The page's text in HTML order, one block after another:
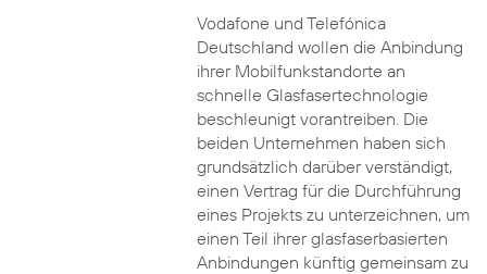
Vodafone und Telefónica
Deutschland wollen die Anbindung
ihrer Mobilfunkstandorte an
schnelle Glasfasertechnologie
beschleunigt vorantreiben. Die
beiden Unternehmen haben sich
grundsätzlich darüber verständigt,
einen Vertrag für die Durchführung
eines Projekts zu unterzeichnen, um
einen Teil ihrer glasfaserbasierten
Anbindungen künftig gemeinsam zu